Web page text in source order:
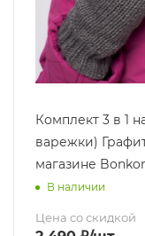
Комплект 3 в 1
варежки)
магазине
В наличии
Цена со скидкой